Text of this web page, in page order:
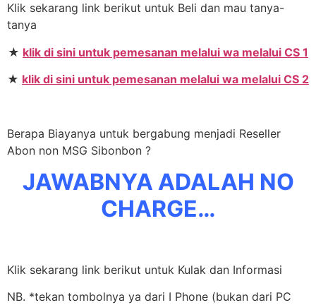
Klik sekarang link berikut untuk Beli dan mau tanya-
tanya
★ klik di sini untuk pemesanan melalui wa melalui CS 1
★ klik di sini untuk pemesanan melalui wa melalui CS 2
Berapa Biayanya untuk bergabung menjadi Reseller
Abon non MSG Sibonbon ?
JAWABNYA ADALAH NO
CHARGE…
Klik sekarang link berikut untuk Kulak dan Informasi
NB. *tekan tombolnya ya dari I Phone (bukan dari PC